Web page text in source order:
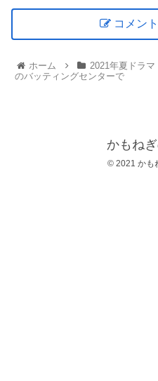
コメン
ホーム 2021年夏ドラマ
のバッティングセンターで
かもね
© 2021 かも